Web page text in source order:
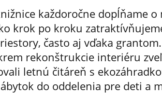
každoročne dopĺňame
krok po kroku
často aj vďaka
rekonštrukcie interiéru
letnú čitáreň s
do oddelenia pre deti a